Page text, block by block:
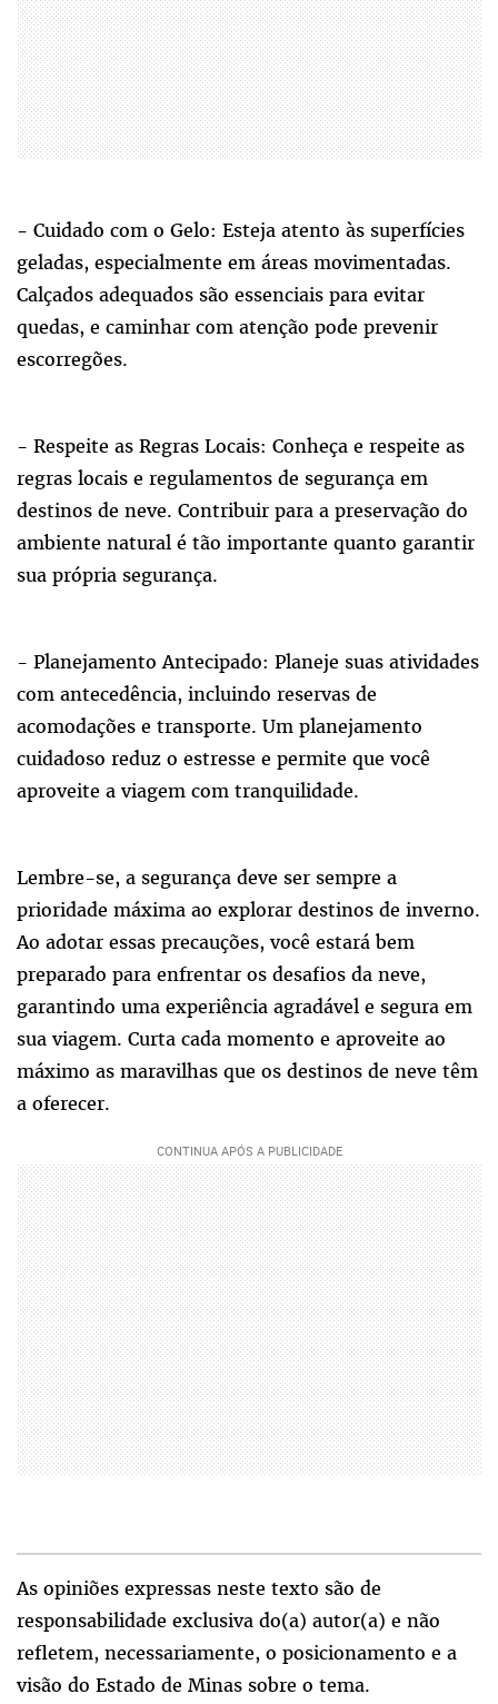
- Cuidado com o Gelo: Esteja atento às superfícies
geladas, especialmente em áreas movimentadas.
Calçados adequados são essenciais para evitar
quedas, e caminhar com atenção pode prevenir
escorregões.
- Respeite as Regras Locais: Conheça e respeite as
regras locais e regulamentos de segurança em
destinos de neve. Contribuir para a preservação do
ambiente natural é tão importante quanto garantir
sua própria segurança.
- Planejamento Antecipado: Planeje suas atividades
com antecedência, incluindo reservas de
acomodações e transporte. Um planejamento
cuidadoso reduz o estresse e permite que você
aproveite a viagem com tranquilidade.
Lembre-se, a segurança deve ser sempre a
prioridade máxima ao explorar destinos de inverno.
Ao adotar essas precauções, você estará bem
preparado para enfrentar os desafios da neve,
garantindo uma experiência agradável e segura em
sua viagem. Curta cada momento e aproveite ao
máximo as maravilhas que os destinos de neve têm
a oferecer.
As opiniões expressas neste texto são de
responsabilidade exclusiva do(a) autor(a) e não
refletem, necessariamente, o posicionamento e a
visão do Estado de Minas sobre o tema.